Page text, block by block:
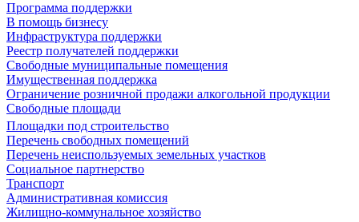
Программа поддержки
В помощь бизнесу
Инфраструктура поддержки
Реестр получателей поддержки
Свободные муниципальные помещения
Имущественная поддержка
Ограничение розничной продажи алкогольной продукции
Свободные площади
Площадки под строительство
Перечень свободных помещений
Перечень неиспользуемых земельных участков
Социальное партнерство
Транспорт
Административная комиссия
Жилищно-коммунальное хозяйство